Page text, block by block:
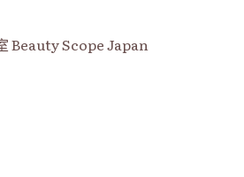
Beauty Scope Japan